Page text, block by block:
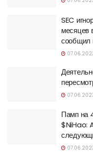
SEC
месяцев
сообщил
Памп на
$NiHao: